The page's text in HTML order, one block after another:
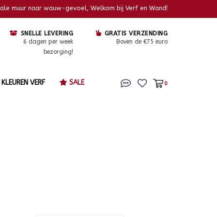
muur naar wauw-gevoel, Welkom bij Verf en Wand!
SNELLE LEVERING
6 dagen per week
bezorging!
GRATIS VERZENDING
Boven de €75 euro
KLEUREN VERF SALE 0